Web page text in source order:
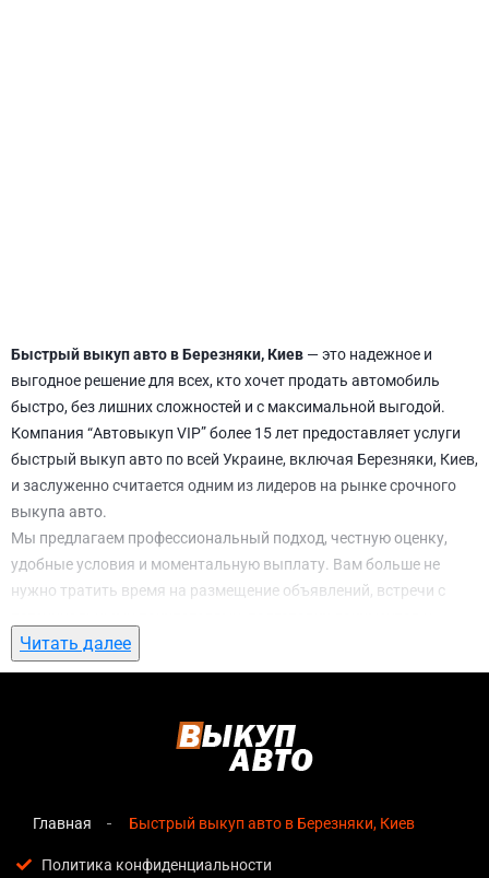
Быстрый выкуп авто в Березняки, Киев — это надежное и
выгодное решение для всех, кто хочет продать автомобиль
быстро, без лишних сложностей и с максимальной выгодой.
Компания “Автовыкуп VIP” более 15 лет предоставляет услуги
быстрый выкуп авто по всей Украине, включая Березняки, Киев,
и заслуженно считается одним из лидеров на рынке срочного
выкупа авто.
Мы предлагаем профессиональный подход, честную оценку,
удобные условия и моментальную выплату. Вам больше не
нужно тратить время на размещение объявлений, встречи с
ожидание. С нами вы можете
Киеввсего за 1 день.
быстрый выкуп авто в Березняки, Киев
озвучивается сразу после обращения, без скрытых
Прозрачные условия— все этапы сделки полностью
Читать далее
Главная Быстрый выкуп авто в Березняки, Киев
Политика конфиденциальности